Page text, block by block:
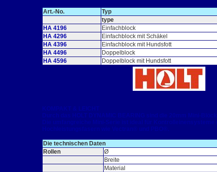
Art.-No.
Typ
type
HA 4196
Einfachblock
HA 4296
Einfachblock mit Schäkel
HA 4396
Einfachblock mit Hundsfott
HA 4496
Doppelblock
HA 4596
Doppelblock mit Hundsfott
KOMPAKT & LEICHT
Durch das HOLT DYNAMIC BEARING sind die 20mm Mini-
Die umfangreiche Mini-Serie ist ideal für
Hochleistungsfasern wie Vectran® und PBO®.
Die technischen Daten
Rollen
Ø
Breite
Material